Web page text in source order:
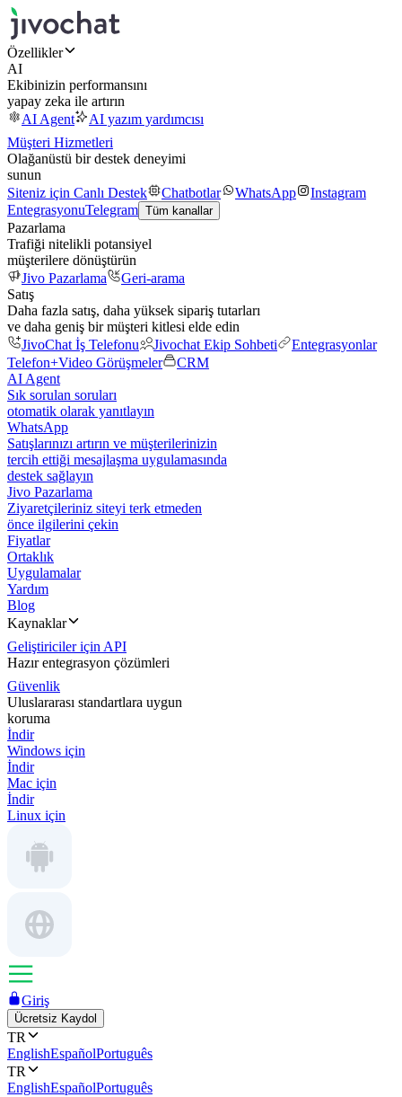
Özellikler
AI
Ekibinizin performansını
yapay zeka ile artırın
AI Agent
AI yazım yardımcısı
Müşteri Hizmetleri
Olağanüstü bir destek deneyimi
sunun
Siteniz için Canlı Destek
Chatbotlar WhatsApp
Instagram
EntegrasyonuTelegram Tüm kanallar
Pazarlama
Trafiği nitelikli potansiyel
müşterilere dönüştürün
Jivo Pazarlama
Geri-arama
Satış
Daha fazla satış, daha yüksek sipariş tutarları
ve daha geniş bir müşteri kitlesi elde edin
JivoChat İş Telefonu
Jivochat Ekip Sohbeti
Entegrasyonlar
Telefon+Video Görüşmeler
CRM
AI Agent
Sık sorulan soruları
otomatik olarak yanıtlayın
WhatsApp
Satışlarınızı artırın ve müşterilerinizin
tercih ettiği mesajlaşma uygulamasında
destek sağlayın
Jivo Pazarlama
Ziyaretçileriniz siteyi terk etmeden
önce ilgilerini çekin
Fiyatlar
Ortaklık
Uygulamalar
Yardım
Blog
Kaynaklar
Geliştiriciler için API
Hazır entegrasyon çözümleri
Güvenlik
Uluslararası standartlara uygun
koruma
İndir
Windows için
İndir
Mac için
İndir
Linux için
Giriş
Ücretsiz Kaydol
TR
EnglishEspañolPortuguês
TR
EnglishEspañolPortuguês